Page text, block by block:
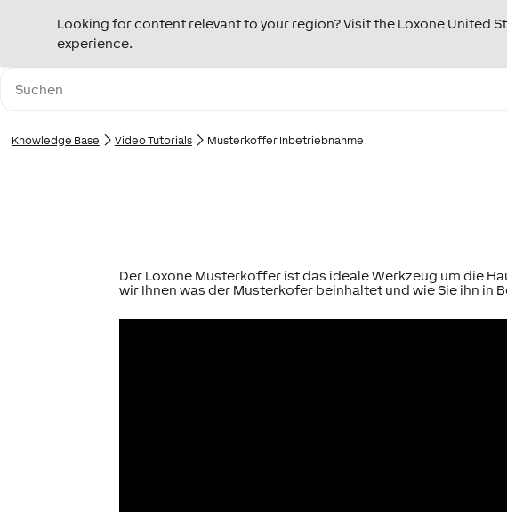
Looking for content relevant to your region? Visit the Loxone United
experience.
Knowledge Base Video Tutorials Musterkoffer Inbetriebnahme
Der Loxone Musterkoffer ist das ideale Werkzeug um die
wir Ihnen was der Musterkofer beinhaltet und wie Sie ihn in